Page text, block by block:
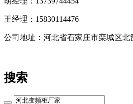
王经理：15830114476
公司地址：河北省石家庄市栾城区北
搜索